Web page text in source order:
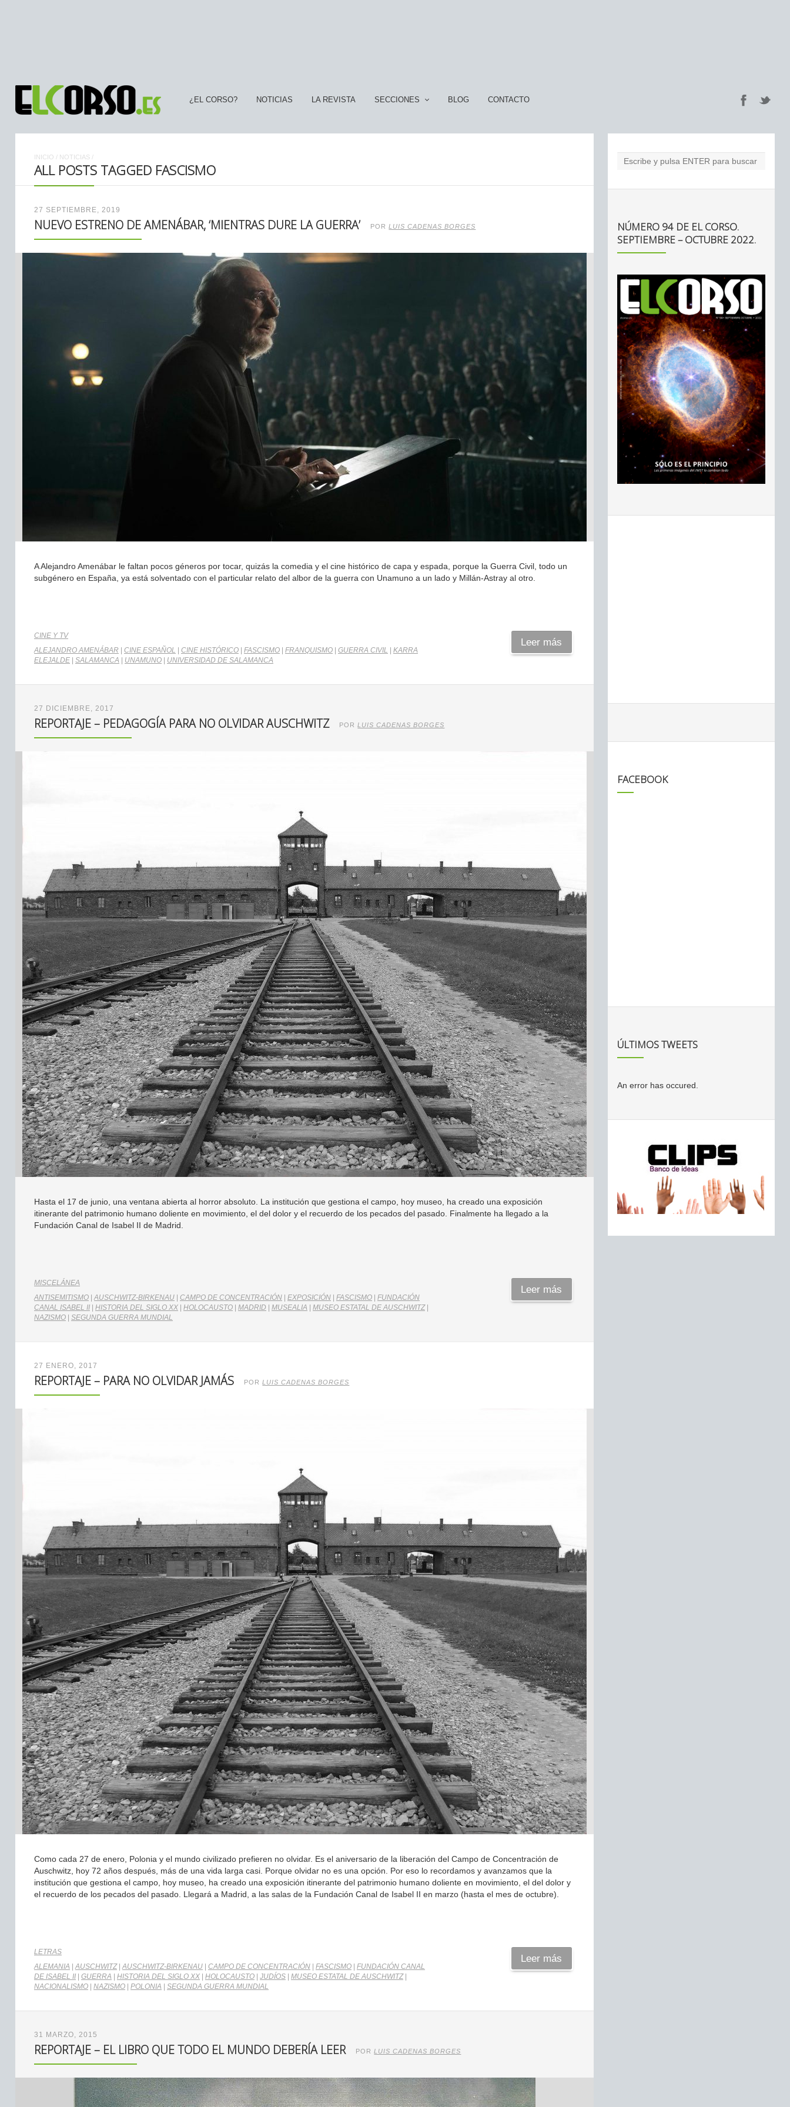
¿EL CORSO? NOTICIAS LA REVISTA SECCIONES BLOG CONTACTO
INICIO / NOTICIAS /
ALL POSTS TAGGED FASCISMO
27 SEPTIEMBRE, 2019
NUEVO ESTRENO DE AMENÁBAR, ‘MIENTRAS DURE LA GUERRA’ PORLUIS CADENAS BORGES
A Alejandro Amenábar le faltan pocos géneros por tocar, quizás la comedia y el cine histórico de capa y espada, porque la Guerra Civil, todo un
subgénero en España, ya está solventado con el particular relato del albor de la guerra con Unamuno a un lado y Millán-Astray al otro.
CINE Y TV
ALEJANDRO AMENÁBAR
CINE ESPAÑOL CINE HISTÓRICO FASCISMO FRANQUISMO GUERRA CIVIL
KARRA
ELEJALDE
SALAMANCA UNAMUNO UNIVERSIDAD DE SALAMANCA
Leer más
27 DICIEMBRE, 2017
REPORTAJE – PEDAGOGÍA PARA NO OLVIDAR AUSCHWITZ PORLUIS CADENAS BORGES
Hasta el 17 de junio, una ventana abierta al horror absoluto. La institución que gestiona el campo, hoy museo, ha creado una exposición
itinerante del patrimonio humano doliente en movimiento, el del dolor y el recuerdo de los pecados del pasado. Finalmente ha llegado a la
Fundación Canal de Isabel II de Madrid.
MISCELÁNEA
ANTISEMITISMO |AUSCHWITZ-BIRKENAU CAMPO DE CONCENTRACIÓN EXPOSICIÓN FASCISMO
FUNDACIÓN
CANAL ISABEL II
HISTORIA DEL SIGLO XX HOLOCAUSTO MADRID MUSEALIA MUSEO ESTATAL DE AUSCHWITZ|
NAZISMO
SEGUNDA GUERRA MUNDIAL
Leer más
27 ENERO, 2017
REPORTAJE – PARA NO OLVIDAR JAMÁS PORLUIS CADENAS BORGES
Como cada 27 de enero, Polonia y el mundo civilizado prefieren no olvidar. Es el aniversario de la liberación del Campo de Concentración de
Auschwitz, hoy 72 años después, más de una vida larga casi. Porque olvidar no es una opción. Por eso lo recordamos y avanzamos que la
institución que gestiona el campo, hoy museo, ha creado una exposición itinerante del patrimonio humano doliente en movimiento, el del dolor y
el recuerdo de los pecados del pasado. Llegará a Madrid, a las salas de la Fundación Canal de Isabel II en marzo (hasta el mes de octubre).
LETRAS
ALEMANIA |AUSCHWITZ|AUSCHWITZ-BIRKENAU CAMPO DE CONCENTRACIÓN FASCISMO
FUNDACIÓN CANAL
DE ISABEL II
GUERRA HISTORIA DEL SIGLO XX HOLOCAUSTO JUDÍOS MUSEO ESTATAL DE AUSCHWITZ|
NACIONALISMO
NAZISMO POLONIA SEGUNDA GUERRA MUNDIAL
Leer más
31 MARZO, 2015
REPORTAJE – EL LIBRO QUE TODO EL MUNDO DEBERÍA LEER PORLUIS CADENAS BORGES
NÚMERO 94 DE EL CORSO.
SEPTIEMBRE – OCTUBRE 2022.
FACEBOOK
ÚLTIMOS TWEETS
An error has occured.